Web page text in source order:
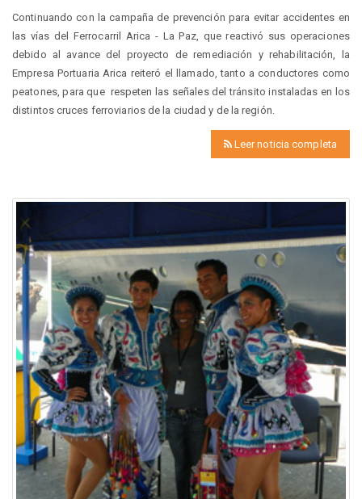
Continuando con la campaña de prevención para evitar accidentes en
las vías del Ferrocarril Arica - La Paz, que reactivó sus operaciones
debido al avance del proyecto de remediación y rehabilitación, la
Empresa Portuaria Arica reiteró el llamado, tanto a conductores como
peatones, para que respeten las señales del tránsito instaladas en los
distintos cruces ferroviarios de la ciudad y de la región.
Leer noticia completa